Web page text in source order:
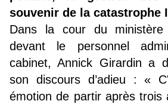
souvenir de la catastrophe
Dans la cour du ministère
devant le personnel
cabinet, Annick Girardin a
son discours d’adieu : «
émotion de partir après trois